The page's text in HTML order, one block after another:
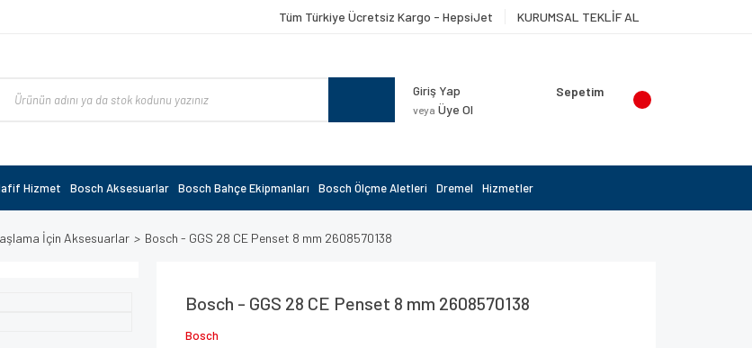
Tüm Türkiye Ücretsiz Kargo - HepsiJet KURUMSAL TEKLİF AL
Giriş Yap
veya Üye Ol
Sepetim
Hizmet Bosch Aksesuarlar Bosch Bahçe Ekipmanları Bosch Ölçme Aletleri Dremel Hizmetler
İçin Aksesuarlar Bosch - GGS 28 CE Penset 8 mm 2608570138
Bosch - GGS 28 CE Penset 8 mm 2608570138
Bosch